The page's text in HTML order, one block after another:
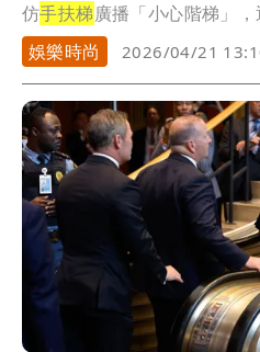
仿手扶梯廣播「小心階梯」
掀起...
娛樂時尚 2026/04/21